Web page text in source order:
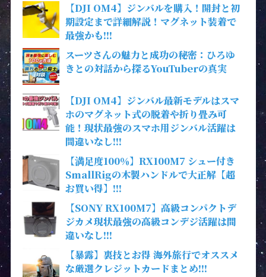
【DJI OM4】ジンバルを購入！開封と初
期設定まで詳細解説！マグネット装着で
最強かも!!!
スーツさんの魅力と成功の秘密：ひろゆ
きとの対話から探るYouTuberの真実
【DJI OM4】ジンバル最新モデルはスマ
ホのマグネット式の脱着や折り畳み可
能！現状最強のスマホ用ジンバル活躍は
間違いなし!!!
【満足度100％】RX100M7 シュー付き
SmallRigの木製ハンドルで大正解【超
お買い得】!!!
【SONY RX100M7】高級コンパクトデ
ジカメ現状最強の高級コンデジ活躍は間
違いなし!!!
【暴露】裏技とお得 海外旅行でオススメ
な厳選クレジットカードまとめ!!!